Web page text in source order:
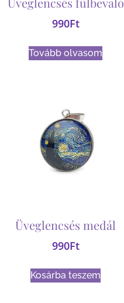
990Ft
Tovább olvasom
Üveglencsés medál
990Ft
Kosárba teszem